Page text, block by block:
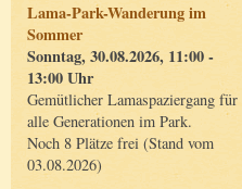
Lama-Park-Wanderung im
Sommer
Sonntag, 30.08.2026, 11:00 -
13:00 Uhr
Gemütlicher Lamaspaziergang für
alle Generationen im Park.
Noch 8 Plätze frei (Stand vom
03.08.2026)